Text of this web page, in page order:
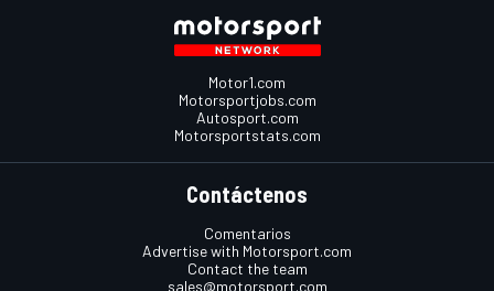
Motor1.com
Motorsportjobs.com
Autosport.com
Motorsportstats.com
Contáctenos
Comentarios
Advertise with Motorsport.com
Contact the team
sales@motorsport.com